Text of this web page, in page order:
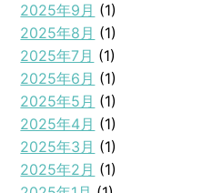
2025年9月 (1)
2025年8月 (1)
2025年7月 (1)
2025年6月 (1)
2025年5月 (1)
2025年4月 (1)
2025年3月 (1)
2025年2月 (1)